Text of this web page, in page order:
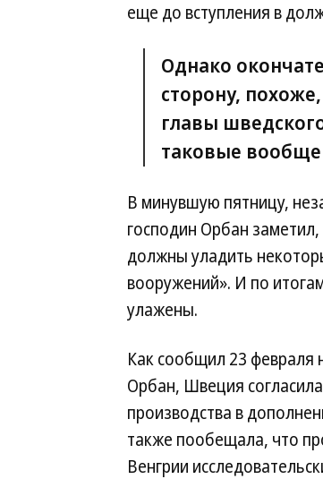
еще до вступления в
Однако
сторону,
главы
таковые вообще
В минувшую пятницу,
господин Орбан
должны уладить
вооружений». И по
улажены.
Как сообщил 23 февраля
Орбан, Швеция
производства в
также пообещала, что
Венгрии